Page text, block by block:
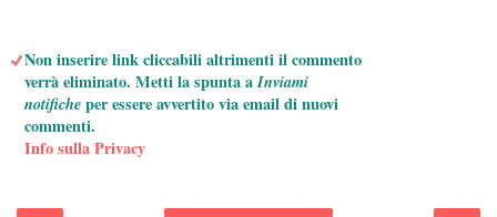
Non inserire link cliccabili altrimenti il commento
verrà eliminato. Metti la spunta aInviami
notificheper essere avvertito via email di nuovi
commenti.
Info sulla Privacy